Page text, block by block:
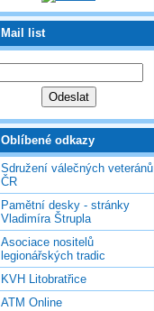
Mail list
Oblíbené odkazy
Sdružení válečných veteránů
ČR
Pamětní desky - stránky
Vladimíra Štrupla
Asociace nositelů
legionářských tradic
KVH Litobratřice
ATM Online